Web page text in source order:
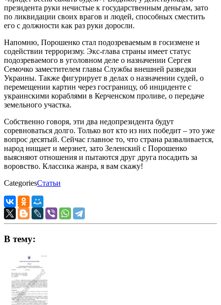
президента руки нечистые к государственным деньгам, зато
по ликвидации своих врагов и людей, способных сместить
его с должности как раз руки доросли.
Напомню, Порошенко стал подозреваемым в госизмене и
содействии терроризму. Экс-глава страны имеет статус
подозреваемого в уголовном деле о назначении Сергея
Семочко заместителем главы Службы внешней разведки
Украины. Также фигурирует в делах о назначении судей, о
перемещении картин через госграницу, об инциденте с
украинскими кораблями в Керченском проливе, о передаче
земельного участка.
Собственно говоря, эти два недопрезидента будут
соревноваться долго. Только вот кто из них победит – это уже
вопрос десятый. Сейчас главное то, что страна разваливается,
народ нищает и мерзнет, зато Зеленский с Порошенко
выясняют отношения и пытаются друг друга посадить за
воровство. Классика жанра, я вам скажу!
CategoriesСтатьи
В тему: